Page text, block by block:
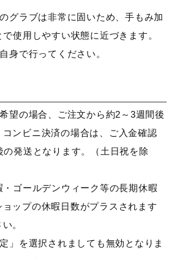
グラブは非常に固いため、手もみ加
使用しやすい状態に近づきます。
身で行ってください。
望の場合、ご注文から約2～3週間後
ンビニ決済の場合は、ご入金確認
の発送となります。（土日祝を除
ゴールデンウィーク等の長期休暇
ップの休暇日数がプラスされます
。
」を選択されましても無効となりま